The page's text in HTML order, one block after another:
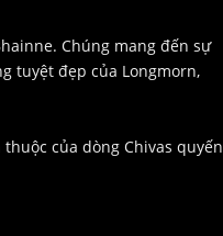
Chúng mang đến sự
tuyệt đẹp của Longmorn,
của dòng Chivas quyến